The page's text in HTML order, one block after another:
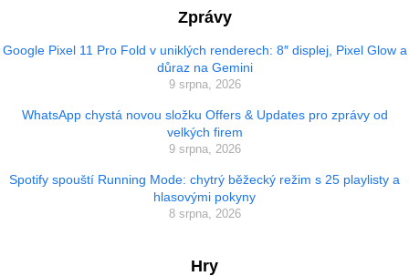
Zprávy
Google Pixel 11 Pro Fold v uniklých renderech: 8″ displej, Pixel Glow a
důraz na Gemini
9 srpna, 2026
WhatsApp chystá novou složku Offers & Updates pro zprávy od
velkých firem
9 srpna, 2026
Spotify spouští Running Mode: chytrý běžecký režim s 25 playlisty a
hlasovými pokyny
8 srpna, 2026
Hry